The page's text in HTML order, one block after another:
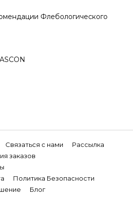
Флебологического
Связаться с нами
Рассылка
заказов
Политика Безопасности
Блог